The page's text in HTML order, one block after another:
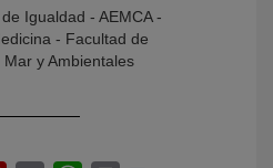
Igualdad - AEMCA -
- Facultad de
y Ambientales